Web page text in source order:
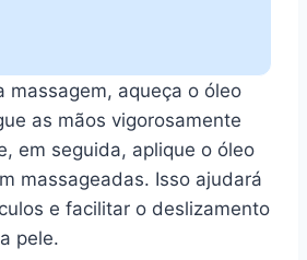
massagem, aqueça o óleo
as mãos vigorosamente
em seguida, aplique o óleo
massageadas. Isso ajudará
e facilitar o deslizamento
pele.